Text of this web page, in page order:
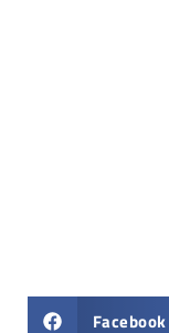
Facebook